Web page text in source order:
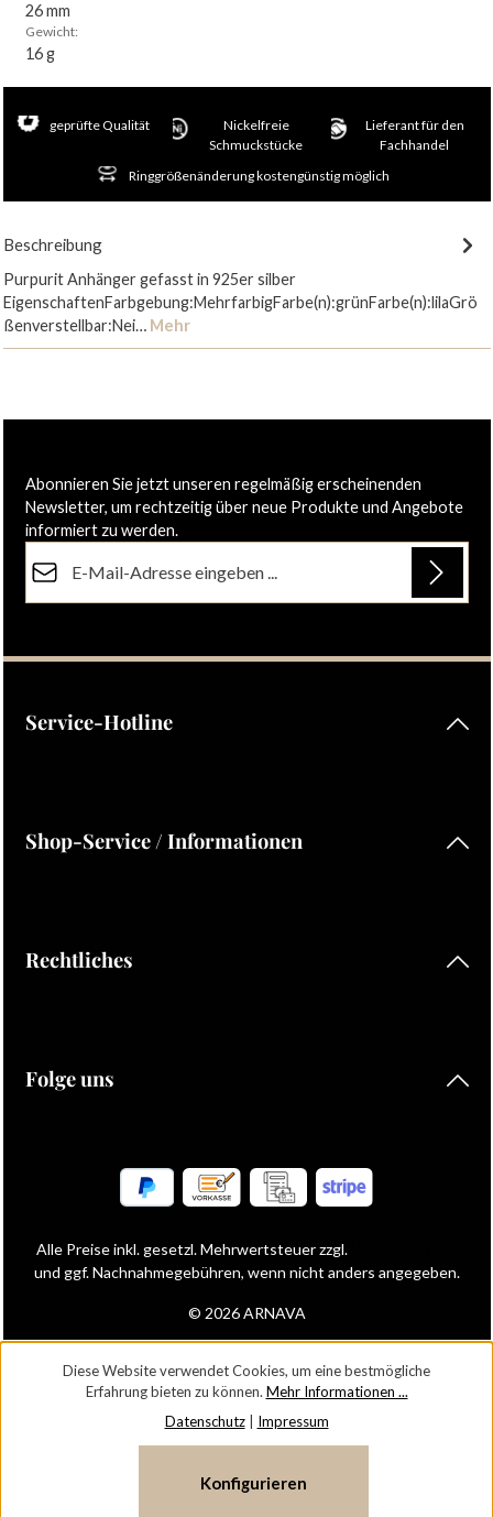
26 mm
Gewicht:
16 g
geprüfte Qualität
Nickelfreie
Schmuckstücke
Lieferant für den
Fachhandel
Ringgrößenänderung kostengünstig möglich
Beschreibung
Purpurit Anhänger gefasst in 925er silber
EigenschaftenFarbgebung:MehrfarbigFarbe(n):grünFarbe(n):lilaGrö
ßenverstellbar:Nei… Mehr
Abonnieren Sie jetzt unseren regelmäßig erscheinenden
Newsletter, um rechtzeitig über neue Produkte und Angebote
informiert zu werden.
Ich habe dieDatenschutzbestimmungenzur Kenntnis
Service-Hotline
Shop-Service / Informationen
Rechtliches
Folge uns
© 2026 ARNAVA
Alle Preise inkl. gesetzl. Mehrwertsteuer zzgl.
und ggf. Nachnahmegebühren, wenn nicht anders angegeben.
Diese Website verwendet Cookies, um eine bestmögliche
Erfahrung bieten zu können. Mehr Informationen ...
Datenschutz| Impressum
Konfigurieren